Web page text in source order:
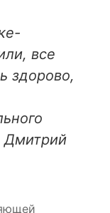
все
здорово,
Дмитрий